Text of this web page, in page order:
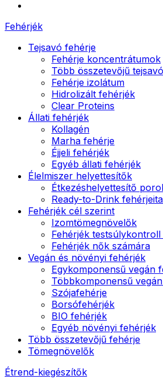
Fehérjék
Tejsavó fehérje
Fehérje koncentrátumok
Több összetevőjű
Fehérje izolátum
Hidrolizált fehérjék
Clear Proteins
Állati fehérjék
Kollagén
Marha fehérje
Éjjeli fehérjék
Egyéb állati fehérjék
Élelmiszer helyettesítők
Étkezéshelyettesítő
Ready-to-Drink
Fehérjék cél szerint
Izomtömegnövelők
Fehérjék
Fehérjék nők számára
Vegán és növényi fehérjék
Egykomponensű vegán
Többkomponensű
Szójafehérje
Borsófehérjék
BIO fehérjék
Egyéb növényi fehérjék
Több összetevőjű fehérje
Tömegnövelők
Étrend-kiegészítők